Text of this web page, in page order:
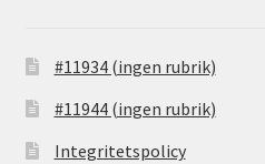
#11934 (ingen rubrik)
#11944 (ingen rubrik)
Integritetspolicy